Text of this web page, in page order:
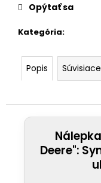
Kategória:
Opýtať sa
Popis
Deere":